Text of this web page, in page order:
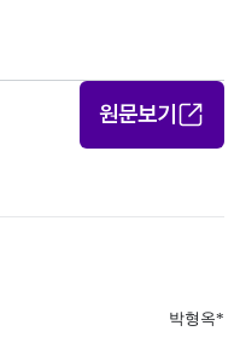
원문보기
박형옥*